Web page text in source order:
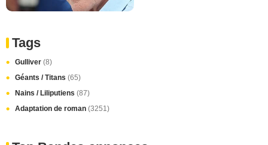
Tags
Gulliver (8)
Géants / Titans (65)
Nains / Liliputiens (87)
Adaptation de roman (3251)